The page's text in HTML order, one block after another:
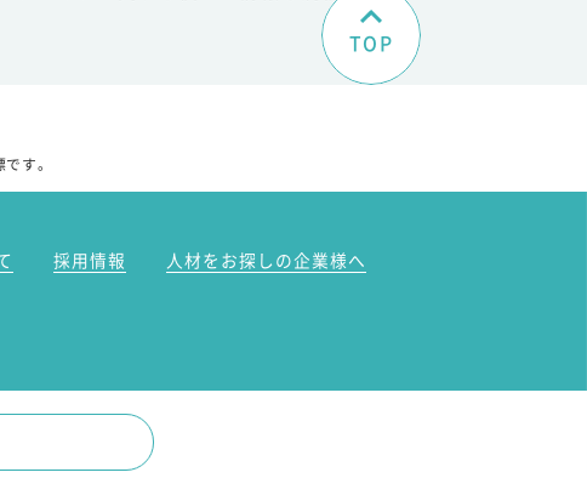
TOP
す。
採用情報
人材をお探しの企業様へ